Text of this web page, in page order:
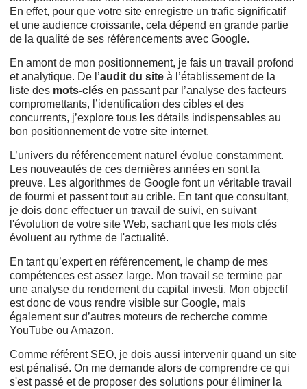
En effet, pour que votre site enregistre un trafic significatif
et une audience croissante, cela dépend en grande partie
de la qualité de ses référencements avec Google.
En amont de mon positionnement, je fais un travail profond
et analytique. De l’audit du site à l’établissement de la
liste des mots-clés en passant par l’analyse des facteurs
compromettants, l’identification des cibles et des
concurrents, j’explore tous les détails indispensables au
bon positionnement de votre site internet.
L’univers du référencement naturel évolue constamment.
Les nouveautés de ces dernières années en sont la
preuve. Les algorithmes de Google font un véritable travail
de fourmi et passent tout au crible. En tant que consultant,
je dois donc effectuer un travail de suivi, en suivant
l'évolution de votre site Web, sachant que les mots clés
évoluent au rythme de l'actualité.
En tant qu’expert en référencement, le champ de mes
compétences est assez large. Mon travail se termine par
une analyse du rendement du capital investi. Mon objectif
est donc de vous rendre visible sur Google, mais
également sur d’autres moteurs de recherche comme
YouTube ou Amazon.
Comme référent SEO, je dois aussi intervenir quand un site
est pénalisé. On me demande alors de comprendre ce qui
s'est passé et de proposer des solutions pour éliminer la